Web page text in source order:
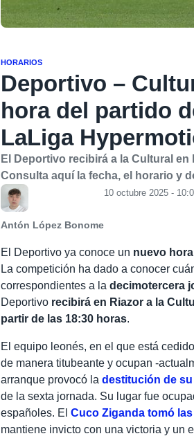
HORARIOS
Deportivo –
hora del partido
LaLiga
El Deportivo recibirá a la Cultural
Consulta aquí la fecha, el horario y
Antón López Bonome
10 octubre 2025 -
El Deportivo ya conoce un nuevo
La competición ha dado a conocer
correspondientes a ladecimotercera
Deportivo recibirá en Riazor a la
partir de las 18:30 horas.
El equipo leonés, en el que está cedido
de manera titubeante y ocupan -
arranque provocó ladestitución de
de la sexta jornada. Su lugar fue
españoles. ElCuco Ziganda tomó
mantiene invicto con una victoria y un